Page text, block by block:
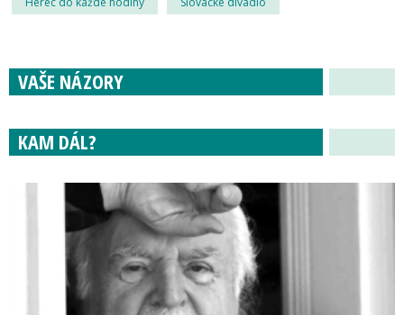
VAŠE NÁZORY
KAM DÁL?